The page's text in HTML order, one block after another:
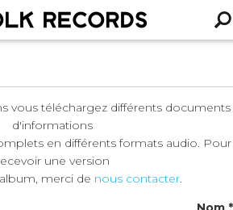
vous téléchargez différents documents
d'informations
en différents formats audio. Pour
une version
merci de nous contacter.